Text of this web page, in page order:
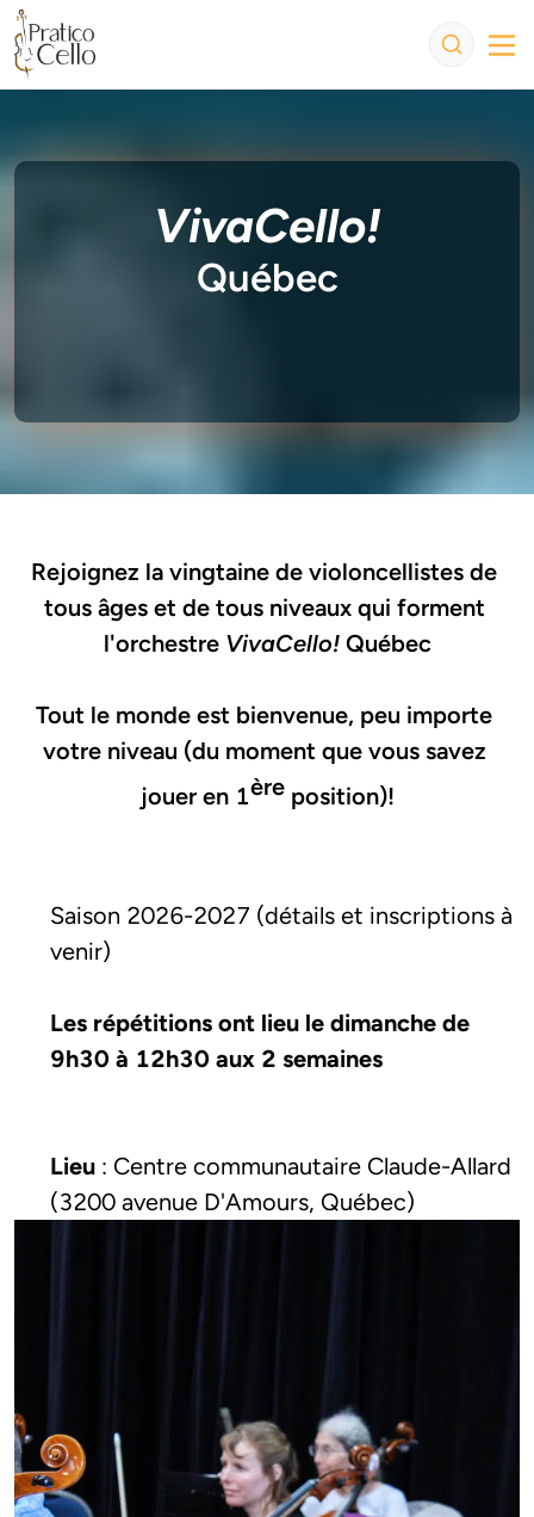
VivaCello!
Québec
Rejoignez la vingtaine de violoncellistes de
tous âges et de tous niveaux qui forment
l'orchestre VivaCello! Québec
Tout le monde est bienvenue, peu importe
votre niveau (du moment que vous savez
jouer en 1ère position)!
Saison 2026-2027 (détails et inscriptions à
venir)
Les répétitions ont lieu le dimanche de
9h30 à 12h30 aux 2 semaines
Lieu : Centre communautaire Claude-Allard